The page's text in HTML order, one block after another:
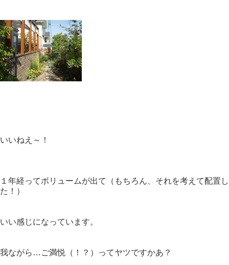
いいねえ～！
１年経ってボリュームが出て（もちろん、それを考えて配置し
た！）
いい感じになっています。
我ながら…ご満悦（！？）ってヤツですかあ？